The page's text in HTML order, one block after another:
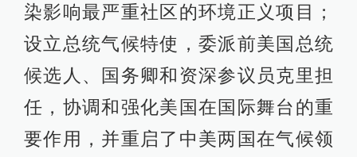
染影响最严重社区的环境正义项目；
设立总统气候特使，委派前美国总统
候选人、国务卿和资深参议员克里担
任，协调和强化美国在国际舞台的重
要作用，并重启了中美两国在气候领